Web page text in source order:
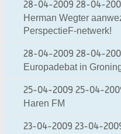
28-04-2009 28-04-
Herman Wegter
PerspectieF-netwerk!
28-04-2009 28-04-
Europadebat in
25-04-2009 25-04-
Haren FM
23-04-2009 23-04-